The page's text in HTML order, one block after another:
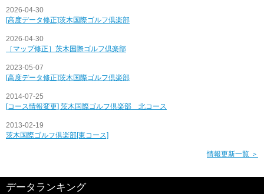
2026-04-30
[高度データ修正]茨木国際ゴルフ倶楽部
2026-04-30
［マップ修正］茨木国際ゴルフ倶楽部
2023-05-07
[高度データ修正]茨木国際ゴルフ倶楽部
2014-07-25
[コース情報変更] 茨木国際ゴルフ倶楽部 北コース
2013-02-19
茨木国際ゴルフ倶楽部[東コース]
情報更新一覧 ＞
データランキング